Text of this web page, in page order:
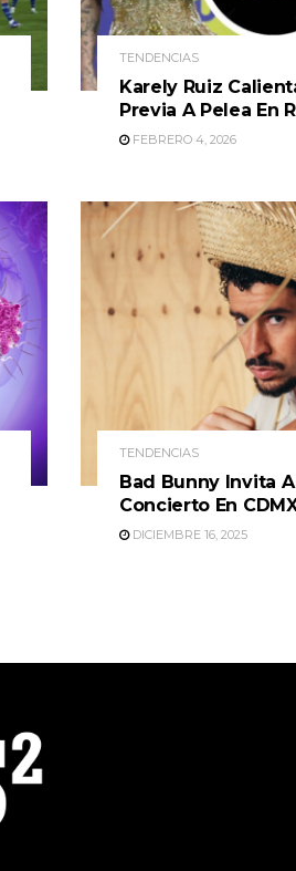
TENDENCIAS
Karely Ruiz
Previa A Pelea En
FEBRERO 4, 2026
TENDENCIAS
Bad Bunny Invita
Concierto En
DICIEMBRE 16, 2025